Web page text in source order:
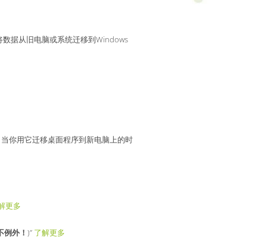
据从旧电脑或系统迁移到Windows
你用它迁移桌面程序到新电脑上的时
更多
外！ )” 了解更多